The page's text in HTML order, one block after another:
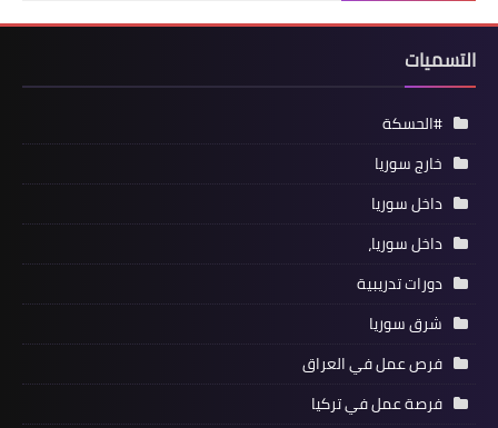
التسميات
#الحسكة
خارج سوريا
داخل سوريا
داخل سوريا،
دورات تدريبية
شرق سوريا
فرص عمل في العراق
فرصة عمل في تركيا